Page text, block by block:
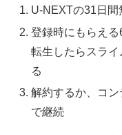
U-NEXTの31日
登録時にもらえ
転生したらスラ
る
解約するか、コ
で継続